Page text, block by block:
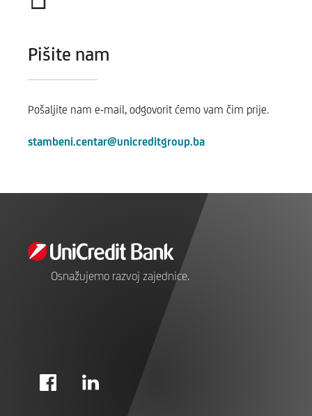
Pišite nam
Pošaljite nam e-mail, odgovorit ćemo vam čim prije.
stambeni.centar@unicreditgroup.ba
Osnažujemo razvoj zajednice.